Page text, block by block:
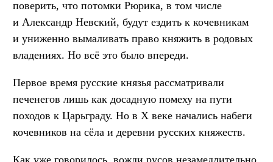
поверить, что потомки Рюрика, в том числе
и Александр Невский, будут ездить к кочевникам
и униженно вымаливать право княжить в родовых
владениях. Но всё это было впереди.
Первое время русские князья рассматривали
печенегов лишь как досадную помеху на пути
походов к Царьграду. Но в X веке начались набеги
кочевников на сёла и деревни русских княжеств.
Как уже говорилось, вожди русов незамедлительно